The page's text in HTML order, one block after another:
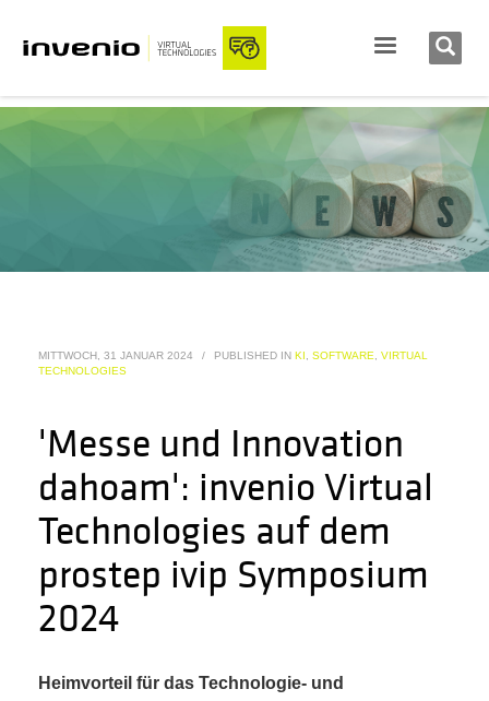
MITTWOCH, 31 JANUAR 2024 / PUBLISHED IN KI SOFTWARE
VIRTUAL
TECHNOLOGIES
'Messe und Innovation
dahoam': invenio Virtual
Technologies auf dem
prostep ivip Symposium
2024
Heimvorteil für das Technologie- und